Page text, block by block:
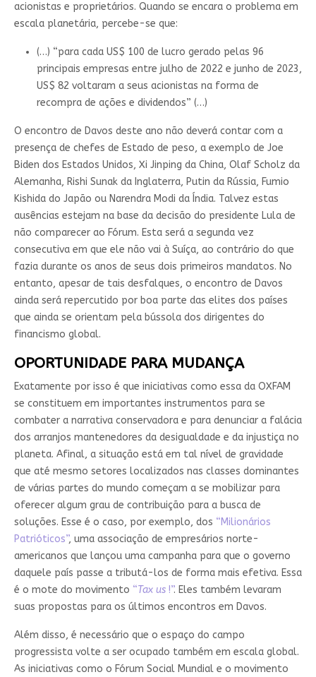
acionistas e proprietários. Quando se encara o problema em
escala planetária, percebe-se que:
(…) “para cada US$ 100 de lucro gerado pelas 96
principais empresas entre julho de 2022 e junho de 2023,
US$ 82 voltaram a seus acionistas na forma de
recompra de ações e dividendos” (…)
O encontro de Davos deste ano não deverá contar com a
presença de chefes de Estado de peso, a exemplo de Joe
Biden dos Estados Unidos, Xi Jinping da China, Olaf Scholz da
Alemanha, Rishi Sunak da Inglaterra, Putin da Rússia, Fumio
Kishida do Japão ou Narendra Modi da Índia. Talvez estas
ausências estejam na base da decisão do presidente Lula de
não comparecer ao Fórum. Esta será a segunda vez
consecutiva em que ele não vai à Suíça, ao contrário do que
fazia durante os anos de seus dois primeiros mandatos. No
entanto, apesar de tais desfalques, o encontro de Davos
ainda será repercutido por boa parte das elites dos países
que ainda se orientam pela bússola dos dirigentes do
financismo global.
OPORTUNIDADE PARA MUDANÇA
Exatamente por isso é que iniciativas como essa da OXFAM
se constituem em importantes instrumentos para se
combater a narrativa conservadora e para denunciar a falácia
dos arranjos mantenedores da desigualdade e da injustiça no
planeta. Afinal, a situação está em tal nível de gravidade
que até mesmo setores localizados nas classes dominantes
de várias partes do mundo começam a se mobilizar para
oferecer algum grau de contribuição para a busca de
soluções. Esse é o caso, por exemplo, dos “Milionários
Patrióticos”, uma associação de empresários norte-
americanos que lançou uma campanha para que o governo
daquele país passe a tributá-los de forma mais efetiva. Essa
é o mote do movimento “Tax us !”. Eles também levaram
suas propostas para os últimos encontros em Davos.
Além disso, é necessário que o espaço do campo
progressista volte a ser ocupado também em escala global.
As iniciativas como o Fórum Social Mundial e o movimento